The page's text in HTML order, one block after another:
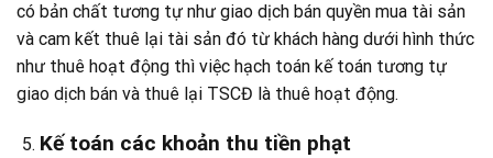
có bản chất tương tự như giao dịch bán quyền mua tài sản
và cam kết thuê lại tài sản đó từ khách hàng dưới hình thức
như thuê hoạt động thì việc hạch toán kế toán tương tự
giao dịch bán và thuê lại TSCĐ là thuê hoạt động.
Kế toán các khoản thu tiền phạt